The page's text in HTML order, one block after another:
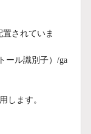
されていま
ール識別子）/ga
します。